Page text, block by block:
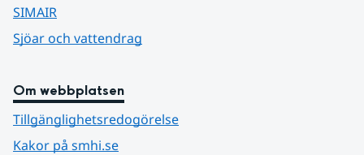
SIMAIR
Sjöar och vattendrag
Om webbplatsen
Tillgänglighetsredogörelse
Kakor på smhi.se